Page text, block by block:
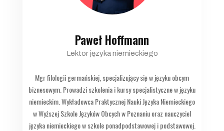
Paweł Hoffmann
Lektor języka niemieckiego
Mgr filologii germańskiej, specjalizujący się w języku obcym
biznesowym. Prowadzi szkolenia i kursy specjalistyczne w języku
niemieckim. Wykładowca Praktycznej Nauki Języka Niemieckiego
w Wyższej Szkole Języków Obcych w Poznaniu oraz nauczyciel
języka niemieckiego w szkole ponadpodstawowej i podstawowej.